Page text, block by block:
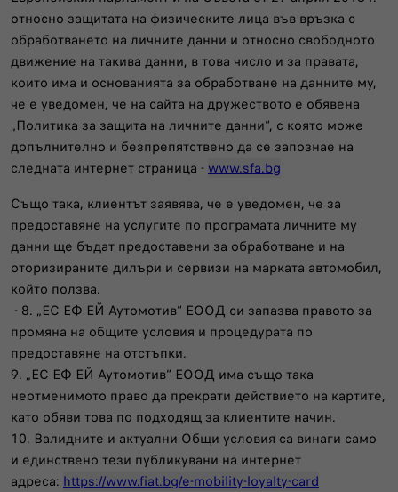
относно защитата на физическите лица във връзка с
обработването на личните данни и относно свободното
движение на такива данни, в това число и за правата,
които има и основанията за обработване на данните му,
че е уведомен, че на сайта на дружеството е обявена
„Политика за защита на личните данни“, с която може
допълнително и безпрепятствено да се запознае на
следната интернет страница - www.sfa.bg
Също така, клиентът заявява, че е уведомен, че за
предоставяне на услугите по програмата личните му
данни ще бъдат предоставени за обработване и на
оторизираните дилъри и сервизи на марката автомобил,
който ползва.
- 8. „ЕС ЕФ ЕЙ Аутомотив“ ЕООД си запазва правото за
промяна на общите условия и процедурата по
предоставяне на отстъпки.
9. „ЕС ЕФ ЕЙ Аутомотив“ ЕООД има също така
неотменимото право да прекрати действието на картите,
като обяви това по подходящ за клиентите начин.
10. Валидните и актуални Общи условия са винаги само
и единствено тези публикувани на интернет
адреса: https://www.fiat.bg/e-mobility-loyalty-card